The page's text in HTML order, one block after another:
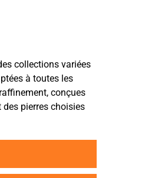
collections variées
à toutes les
conçues
pierres choisies